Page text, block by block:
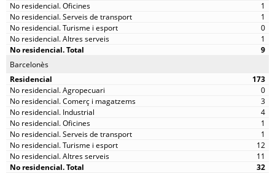
1
1
0
1
9
Barcelonès
173
0
3
4
1
1
12
11
32